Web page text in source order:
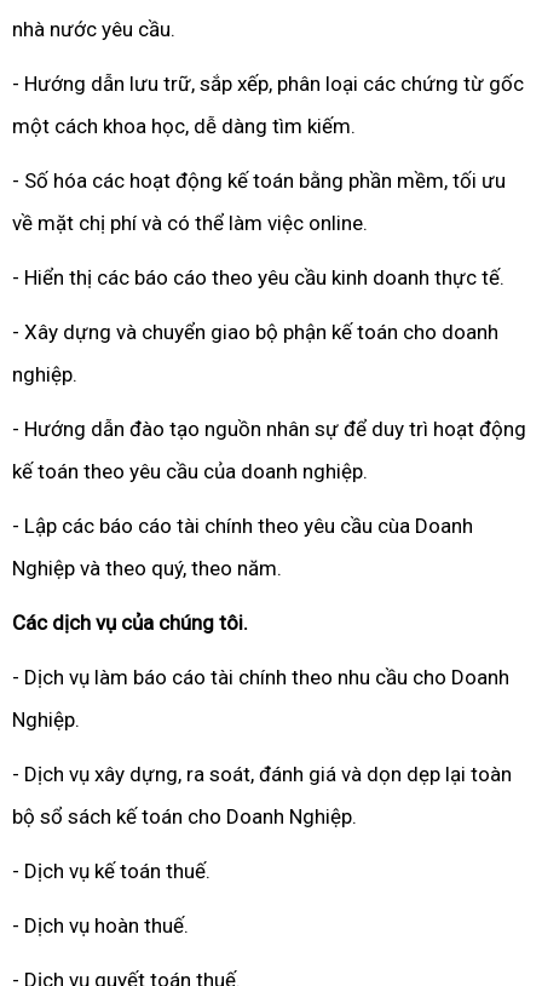
nhà nước yêu cầu.
- Hướng dẫn lưu trữ, sắp xếp, phân loại các chứng từ gốc
một cách khoa học, dễ dàng tìm kiếm.
- Số hóa các hoạt động kế toán bằng phần mềm, tối ưu
về mặt chị phí và có thể làm việc online.
- Hiển thị các báo cáo theo yêu cầu kinh doanh thực tế.
- Xây dựng và chuyển giao bộ phận kế toán cho doanh
nghiệp.
- Hướng dẫn đào tạo nguồn nhân sự để duy trì hoạt động
kế toán theo yêu cầu của doanh nghiệp.
- Lập các báo cáo tài chính theo yêu cầu cùa Doanh
Nghiệp và theo quý, theo năm.
Các dịch vụ của chúng tôi.
- Dịch vụ làm báo cáo tài chính theo nhu cầu cho Doanh
Nghiệp.
- Dịch vụ xây dựng, ra soát, đánh giá và dọn dẹp lại toàn
bộ sổ sách kế toán cho Doanh Nghiệp.
- Dịch vụ kế toán thuế.
- Dịch vụ hoàn thuế.
- Dịch vụ quyết toán thuế.